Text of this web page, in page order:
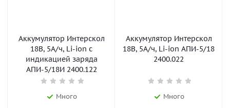
Аккумулятор Интерскол
18В, 5А/ч, Li-ion с
индикацией заряда
АПИ-5/18И 2400.122
Много
Аккумулятор Интерскол
18В, 5А/ч, Li-ion АПИ-5/18
2400.022
Много